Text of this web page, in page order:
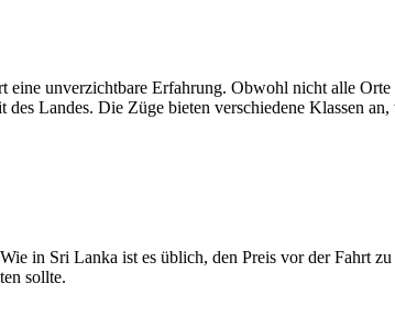
unverzichtbare Erfahrung. Obwohl nicht alle
Landes. Die Züge bieten verschiedene Klassen
in Sri Lanka ist es üblich, den Preis vor der Fahrt
sollte.